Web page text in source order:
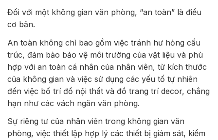
Đối với một không gian văn phòng, “an toàn” là điều
cơ bản.
An toàn không chỉ bao gồm việc tránh hư hỏng cấu
trúc, đảm bảo bảo vệ môi trường của vật liệu và phù
hợp với an toàn cá nhân của nhân viên, từ kích thước
của không gian và việc sử dụng các yếu tố tự nhiên
đến việc bố trí đồ nội thất và đồ trang trí decor, chẳng
hạn như các vách ngăn văn phòng.
Sự riêng tư của nhân viên trong không gian văn
phòng, việc thiết lập hợp lý các thiết bị giám sát, kiểm